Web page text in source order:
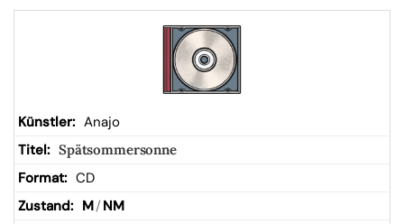
Anajo
Spätsommersonne
CD
M/ NM